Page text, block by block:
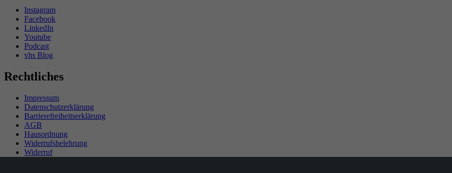
Instagram
Facebook
LinkedIn
Youtube
Podcast
vhs Blog
Rechtliches
Impressum
Datenschutzerklärung
Barrierefreiheitserklärung
AGB
Hausordnung
Widerrufsbelehrung
Widerruf